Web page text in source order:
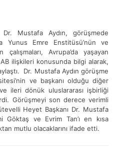
Mustafa Aydın, görüşmede
Yunus Emre Enstitüsü’nün ve
Avrupa’da yaşayan
ilişkileri konusunda bilgi alarak,
Dr. Mustafa Aydın görüşme
ve başkanı olduğu diğer
ileri dönük uluslararası işbirliği
Görüşmeyi son derece verimli
Heyet Başkanı Dr. Mustafa
Göktaş ve Evrim Tan’ı en kısa
mutlu olacaklarını ifade etti.